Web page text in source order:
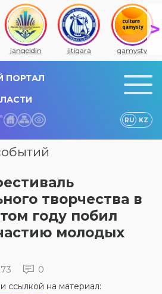
jangeldin jitiqara qamysty
ПОРТАЛ
RU KZ
творчества в
году побил
молодых
0
ссылкой на материал: